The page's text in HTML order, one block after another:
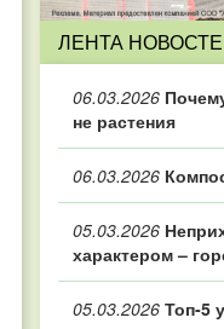
ЛЕНТА
06.03.2026
не растения
06.03.2026
05.03.2026
характером –
05.03.2026 Топ‑5